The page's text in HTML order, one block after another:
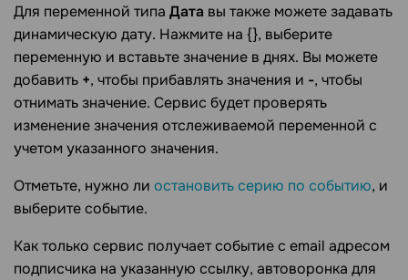
Для переменной типа Дата вы также можете задавать
динамическую дату. Нажмите на {}, выберите
переменную и вставьте значение в днях. Вы можете
добавить +, чтобы прибавлять значения и -, чтобы
отнимать значение. Сервис будет проверять
изменение значения отслеживаемой переменной с
учетом указанного значения.
Отметьте, нужно ли остановить серию по событию, и
выберите событие.
Как только сервис получает событие с email адресом
подписчика на указанную ссылку, автоворонка для